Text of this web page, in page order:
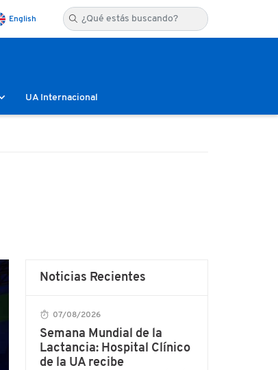
English
UA Internacional
Noticias Recientes
07/08/2026
Semana Mundial de la
Lactancia: Hospital Clínico
de la UA recibe